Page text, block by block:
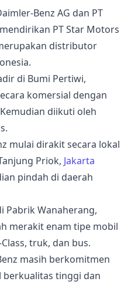
Benz AG dan PT
PT Star Motors
distributor
di Bumi Pertiwi,
komersial dengan
diikuti oleh
mulai dirakit secara lokal
Priok, Jakarta
pindah di daerah
Pabrik Wanaherang,
merakit enam tipe mobil
truk, dan bus.
masih berkomitmen
tinggi dan